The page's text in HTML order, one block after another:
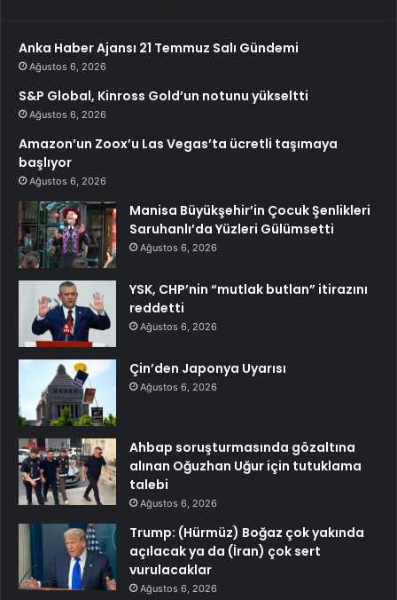
Anka Haber Ajansı 21 Temmuz Salı Gündemi
Ağustos 6, 2026
S&P Global, Kinross Gold’un notunu yükseltti
Ağustos 6, 2026
Amazon’un Zoox’u Las Vegas’ta ücretli taşımaya
başlıyor
Ağustos 6, 2026
Manisa Büyükşehir’in Çocuk Şenlikleri
Saruhanlı’da Yüzleri Gülümsetti
Ağustos 6, 2026
YSK, CHP’nin “mutlak butlan” itirazını
reddetti
Ağustos 6, 2026
Çin’den Japonya Uyarısı
Ağustos 6, 2026
Ahbap soruşturmasında gözaltına
alınan Oğuzhan Uğur için tutuklama
talebi
Ağustos 6, 2026
Trump: (Hürmüz) Boğaz çok yakında
açılacak ya da (İran) çok sert
vurulacaklar
Ağustos 6, 2026